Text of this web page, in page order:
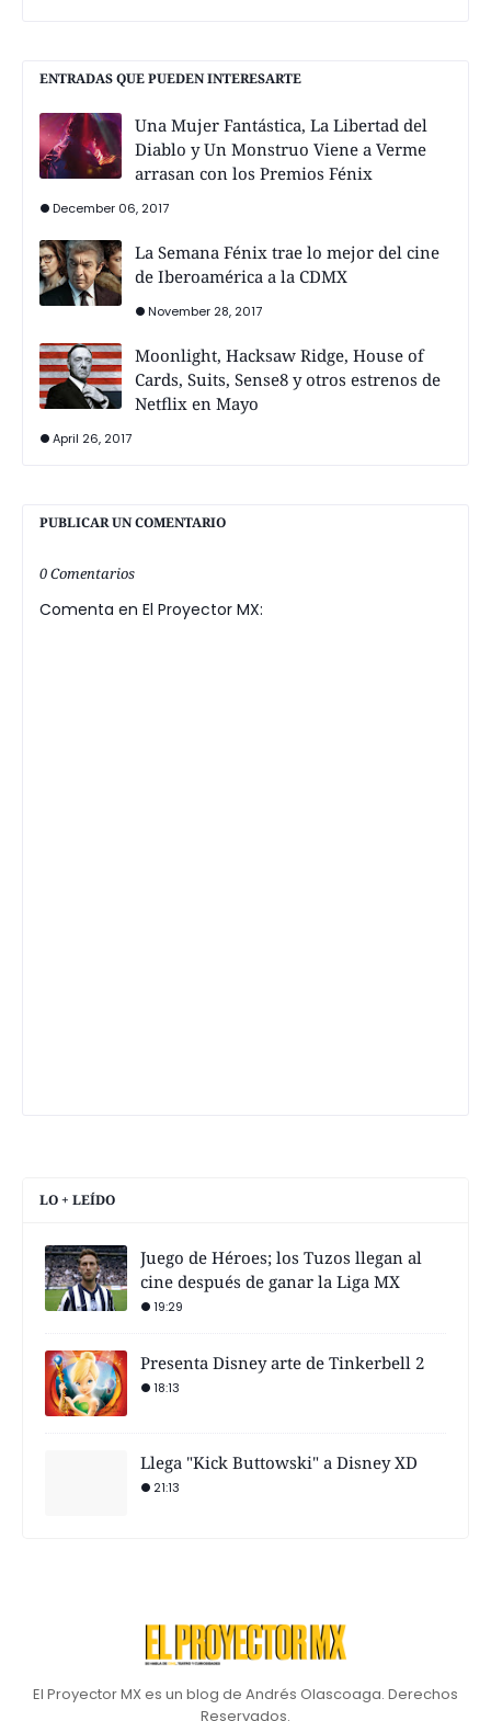
ENTRADAS QUE PUEDEN INTERESARTE
Una Mujer Fantástica, La Libertad del
Diablo y Un Monstruo Viene a Verme
arrasan con los Premios Fénix
December 06, 2017
La Semana Fénix trae lo mejor del cine
de Iberoamérica a la CDMX
November 28, 2017
Moonlight, Hacksaw Ridge, House of
Cards, Suits, Sense8 y otros estrenos de
Netflix en Mayo
April 26, 2017
PUBLICAR UN COMENTARIO
0 Comentarios
Comenta en El Proyector MX:
LO + LEÍDO
Juego de Héroes; los Tuzos llegan al
cine después de ganar la Liga MX
19:29
Presenta Disney arte de Tinkerbell 2
18:13
Llega "Kick Buttowski" a Disney XD
21:13
El Proyector MX es un blog de Andrés Olascoaga. Derechos
Reservados.